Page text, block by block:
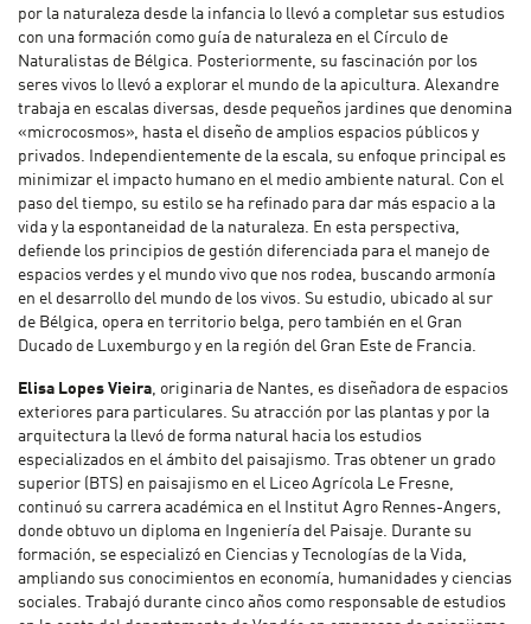
por la naturaleza desde la infancia lo llevó a completar sus estudios
con una formación como guía de naturaleza en el Círculo de
Naturalistas de Bélgica. Posteriormente, su fascinación por los
seres vivos lo llevó a explorar el mundo de la apicultura. Alexandre
trabaja en escalas diversas, desde pequeños jardines que denomina
«microcosmos», hasta el diseño de amplios espacios públicos y
privados. Independientemente de la escala, su enfoque principal es
minimizar el impacto humano en el medio ambiente natural. Con el
paso del tiempo, su estilo se ha refinado para dar más espacio a la
vida y la espontaneidad de la naturaleza. En esta perspectiva,
defiende los principios de gestión diferenciada para el manejo de
espacios verdes y el mundo vivo que nos rodea, buscando armonía
en el desarrollo del mundo de los vivos. Su estudio, ubicado al sur
de Bélgica, opera en territorio belga, pero también en el Gran
Ducado de Luxemburgo y en la región del Gran Este de Francia.
Elisa Lopes Vieira, originaria de Nantes, es diseñadora de espacios
exteriores para particulares. Su atracción por las plantas y por la
arquitectura la llevó de forma natural hacia los estudios
especializados en el ámbito del paisajismo. Tras obtener un grado
superior (BTS) en paisajismo en el Liceo Agrícola Le Fresne,
continuó su carrera académica en el Institut Agro Rennes-Angers,
donde obtuvo un diploma en Ingeniería del Paisaje. Durante su
formación, se especializó en Ciencias y Tecnologías de la Vida,
ampliando sus conocimientos en economía, humanidades y ciencias
sociales. Trabajó durante cinco años como responsable de estudios